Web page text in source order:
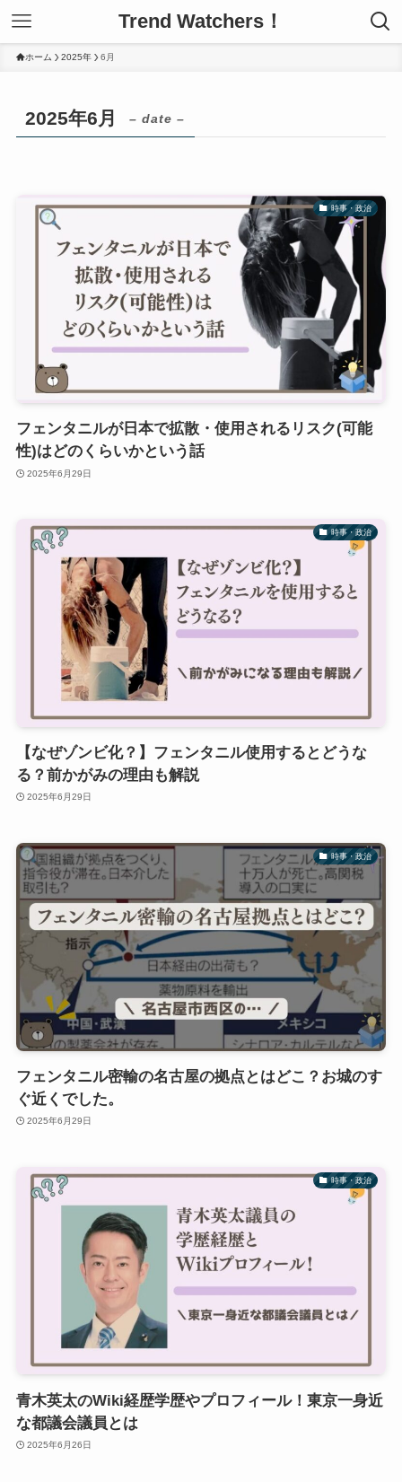
Trend Watchers！
ホーム 2025年 6月
2025年6月 – date –
時事・政治
フェンタニルが日本で拡散・使用されるリスク(可能
性)はどのくらいかという話
2025年6月29日
時事・政治
【なぜゾンビ化？】フェンタニル使用するとどうな
る？前かがみの理由も解説
2025年6月29日
時事・政治
フェンタニル密輸の名古屋の拠点とはどこ？お城のす
ぐ近くでした。
2025年6月29日
時事・政治
青木英太のWiki経歴学歴やプロフィール！東京一身近
な都議会議員とは
2025年6月26日